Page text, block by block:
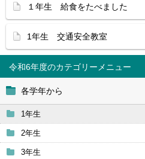
令和6年度
各学年から
1年生
2年生
3年生
１年生 給食をたべました
1年生 交通安全教室